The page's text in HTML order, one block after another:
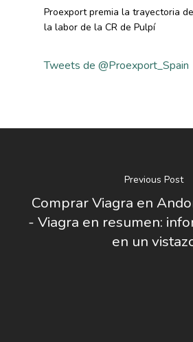
Proexport premia la trayectoria
la labor de la CR de Pulpí
Tweets de @Proexport_Spain
Previous Post
Comprar Viagra en
- Viagra en resumen:
en un